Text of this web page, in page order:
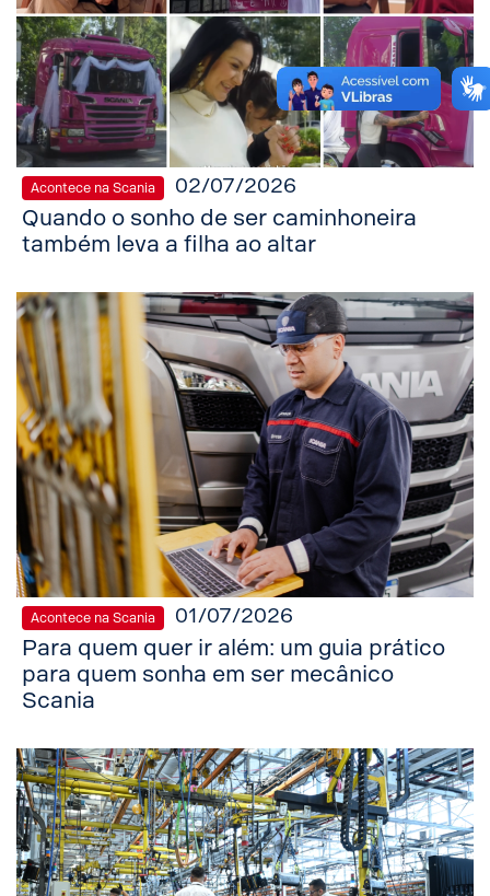
Acontece na Scania 02/07/2026
Quando o sonho de ser caminhoneira
também leva a filha ao altar
Acontece na Scania 01/07/2026
Para quem quer ir além: um guia prático
para quem sonha em ser mecânico
Scania